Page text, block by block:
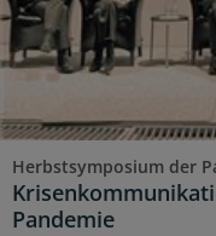
Herbstsymposium der
Pandemie